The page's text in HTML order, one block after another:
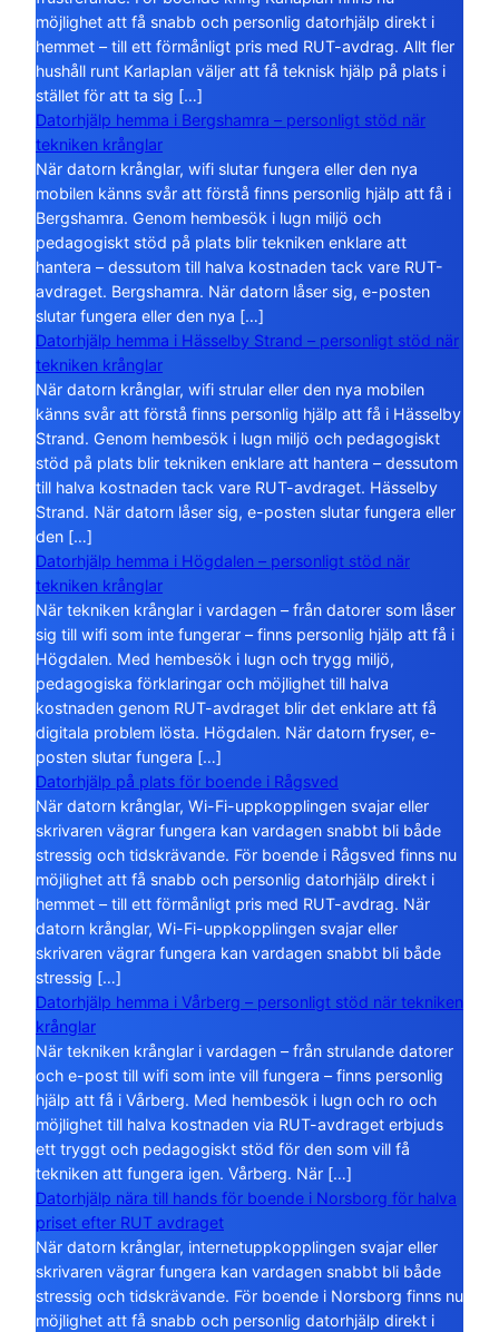
möjlighet att få snabb och personlig datorhjälp direkt i
hemmet – till ett förmånligt pris med RUT-avdrag. Allt fler
hushåll runt Karlaplan väljer att få teknisk hjälp på plats i
stället för att ta sig […]
Datorhjälp hemma i Bergshamra – personligt stöd när
tekniken krånglar
När datorn krånglar, wifi slutar fungera eller den nya
mobilen känns svår att förstå finns personlig hjälp att få i
Bergshamra. Genom hembesök i lugn miljö och
pedagogiskt stöd på plats blir tekniken enklare att
hantera – dessutom till halva kostnaden tack vare RUT-
avdraget. Bergshamra. När datorn låser sig, e-posten
slutar fungera eller den nya […]
Datorhjälp hemma i Hässelby Strand – personligt stöd när
tekniken krånglar
När datorn krånglar, wifi strular eller den nya mobilen
känns svår att förstå finns personlig hjälp att få i Hässelby
Strand. Genom hembesök i lugn miljö och pedagogiskt
stöd på plats blir tekniken enklare att hantera – dessutom
till halva kostnaden tack vare RUT-avdraget. Hässelby
Strand. När datorn låser sig, e-posten slutar fungera eller
den […]
Datorhjälp hemma i Högdalen – personligt stöd när
tekniken krånglar
När tekniken krånglar i vardagen – från datorer som låser
sig till wifi som inte fungerar – finns personlig hjälp att få i
Högdalen. Med hembesök i lugn och trygg miljö,
pedagogiska förklaringar och möjlighet till halva
kostnaden genom RUT-avdraget blir det enklare att få
digitala problem lösta. Högdalen. När datorn fryser, e-
posten slutar fungera […]
Datorhjälp på plats för boende i Rågsved
När datorn krånglar, Wi-Fi-uppkopplingen svajar eller
skrivaren vägrar fungera kan vardagen snabbt bli både
stressig och tidskrävande. För boende i Rågsved finns nu
möjlighet att få snabb och personlig datorhjälp direkt i
hemmet – till ett förmånligt pris med RUT-avdrag. När
datorn krånglar, Wi-Fi-uppkopplingen svajar eller
skrivaren vägrar fungera kan vardagen snabbt bli både
stressig […]
Datorhjälp hemma i Vårberg – personligt stöd när tekniken
krånglar
När tekniken krånglar i vardagen – från strulande datorer
och e-post till wifi som inte vill fungera – finns personlig
hjälp att få i Vårberg. Med hembesök i lugn och ro och
möjlighet till halva kostnaden via RUT-avdraget erbjuds
ett tryggt och pedagogiskt stöd för den som vill få
tekniken att fungera igen. Vårberg. När […]
Datorhjälp nära till hands för boende i Norsborg för halva
priset efter RUT avdraget
När datorn krånglar, internetuppkopplingen svajar eller
skrivaren vägrar fungera kan vardagen snabbt bli både
stressig och tidskrävande. För boende i Norsborg finns nu
möjlighet att få snabb och personlig datorhjälp direkt i